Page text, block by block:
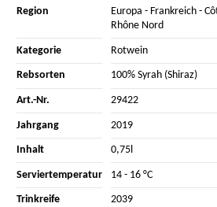
Region Europa - Frankreich-
Rhône Nord
Kategorie Rotwein
Rebsorten 100% Syrah (Shiraz)
Art.-Nr. 29422
Jahrgang 2019
Inhalt 0,75l
Serviertemperatur 14 - 16 °C
Trinkreife
2039